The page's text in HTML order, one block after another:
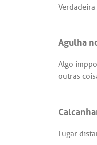
Verdadeira
Agulha
Algo
outras
Lugar